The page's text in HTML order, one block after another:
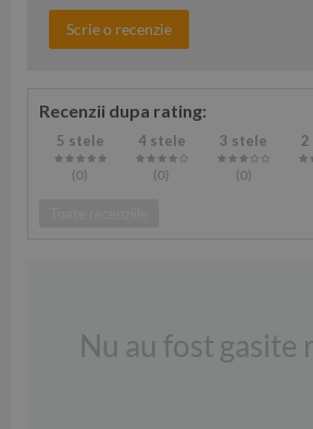
Scrie o recenzie
Recenzii dupa rating:
5 stele
(0)
4 stele
(0)
3 stele
(0)
Nu au fost gasite